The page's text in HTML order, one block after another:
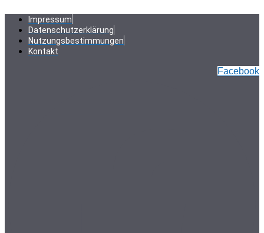
Inhalt
springen
Impressum
Datenschutzerklärung
Nutzungsbestimmungen
Kontakt
Facebook